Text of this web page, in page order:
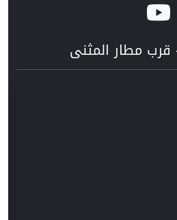
قرب مطار المثنى